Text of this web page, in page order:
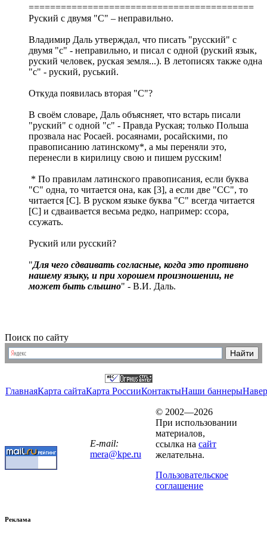
==========================================
Руский с двумя "С" – неправильно.
Владимир Даль утверждал, что писать "русский" с
двумя "с" - неправильно, и писал с одной (руский язык,
руский человек, руская земля...). В летописях также одна
"с" - руский, руський.
Откуда появилась вторая "С"?
В своём словаре, Даль объясняет, что встарь писали
"руский" с одной "с" - Правда Руская; только Польша
прозвала нас Росаей. росаянами, росайскими, по
правописанию латинскому*, а мы переняли это,
перенесли в кирилицу свою и пишем русским!
* По правилам латинского правописания, если буква
"С" одна, то читается она, как [3], а если две "СС", то
читается [С]. В руском языке буква "С" всегда читается
[С] и сдваивается весьма редко, например: ссора,
ссужать.
Руский или русский?
"Для чего сдваивать согласные, когда это противно
нашему языку, и при хорошем произношении, не
может быть слышно" - В.И. Даль.
Поиск по сайту
ГлавнаяКарта сайтаКарта РоссииКонтактыНаши баннеры
E-mail:
mera@kpe.ru
© 2002—2026
При использовании
материалов,
ссылка на сайт
желательна.
Пользовательское
соглашение
Реклама